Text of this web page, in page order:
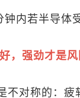
内若半导体
，强劲才是风
不对称的：